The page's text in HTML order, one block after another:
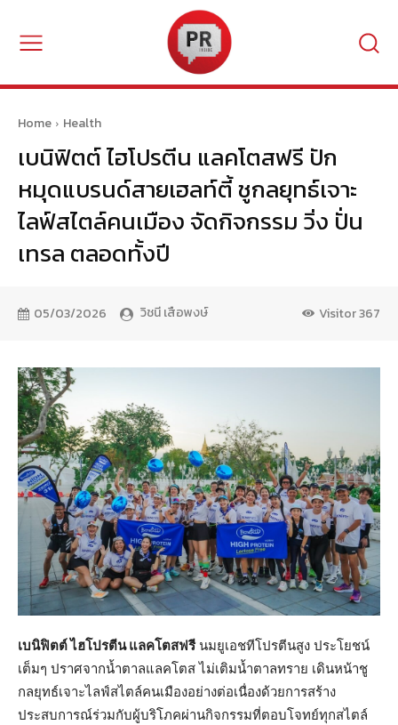
Home Health
เบนิฟิตต์ ไฮโปรตีน แลคโตสฟรี ปัก
หมุดแบรนด์สายเฮลท์ตี้ ชูกลยุทธ์เจาะ
ไลฟ์สไตล์คนเมือง จัดกิจกรรม วิ่ง ปั่น
เทรล ตลอดทั้งปี
05/03/2026 วิชนี เสือพงษ์ Visitor367
เบนิฟิตต์ ไฮโปรตีน แลคโตสฟรีนมยูเอชทีโปรตีนสูง ประโยชน์
เต็มๆ ปราศจากน้ำตาลแลคโตส ไม่เติมน้ำตาลทราย เดินหน้าชู
กลยุทธ์เจาะไลฟ์สไตล์คนเมืองอย่างต่อเนื่องด้วยการสร้าง
ประสบการณ์ร่วมกับผู้บริโภคผ่านกิจกรรมที่ตอบโจทย์ทุกสไตล์